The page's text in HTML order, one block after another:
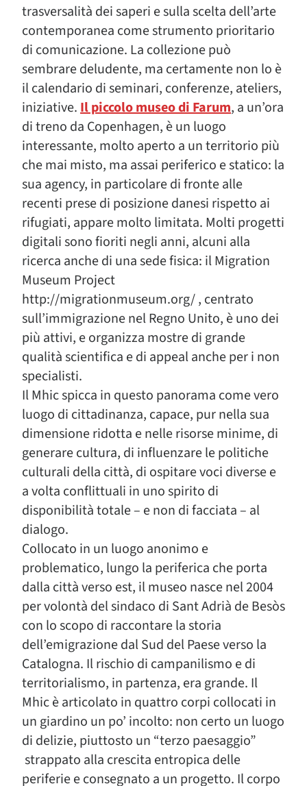
trasversalità dei saperi e sulla scelta dell’arte
contemporanea come strumento prioritario
di comunicazione. La collezione può
sembrare deludente, ma certamente non lo è
il calendario di seminari, conferenze, ateliers,
iniziative.Il piccolo museo di Farum, a un’ora
di treno da Copenhagen, è un luogo
interessante, molto aperto a un territorio più
che mai misto, ma assai periferico e statico: la
sua agency, in particolare di fronte alle
recenti prese di posizione danesi rispetto ai
rifugiati, appare molto limitata. Molti progetti
digitali sono fioriti negli anni, alcuni alla
ricerca anche di una sede fisica: il Migration
Museum Project
http://migrationmuseum.org/ , centrato
sull’immigrazione nel Regno Unito, è uno dei
più attivi, e organizza mostre di grande
qualità scientifica e di appeal anche per i non
specialisti.
Il Mhic spicca in questo panorama come vero
luogo di cittadinanza, capace, pur nella sua
dimensione ridotta e nelle risorse minime, di
generare cultura, di influenzare le politiche
culturali della città, di ospitare voci diverse e
a volta conflittuali in uno spirito di
disponibilità totale – e non di facciata – al
dialogo.
Collocato in un luogo anonimo e
problematico, lungo la periferica che porta
dalla città verso est, il museo nasce nel 2004
per volontà del sindaco di Sant Adrià de Besòs
con lo scopo di raccontare la storia
dell’emigrazione dal Sud del Paese verso la
Catalogna. Il rischio di campanilismo e di
territorialismo, in partenza, era grande. Il
Mhic è articolato in quattro corpi collocati in
un giardino un po’ incolto: non certo un luogo
di delizie, piuttosto un “terzo paesaggio”
strappato alla crescita entropica delle
periferie e consegnato a un progetto. Il corpo